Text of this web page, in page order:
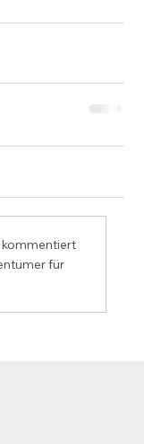
kommentiert
für